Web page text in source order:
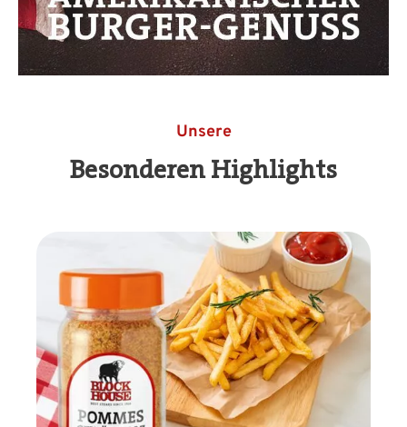
Unsere
Besonderen Highlights